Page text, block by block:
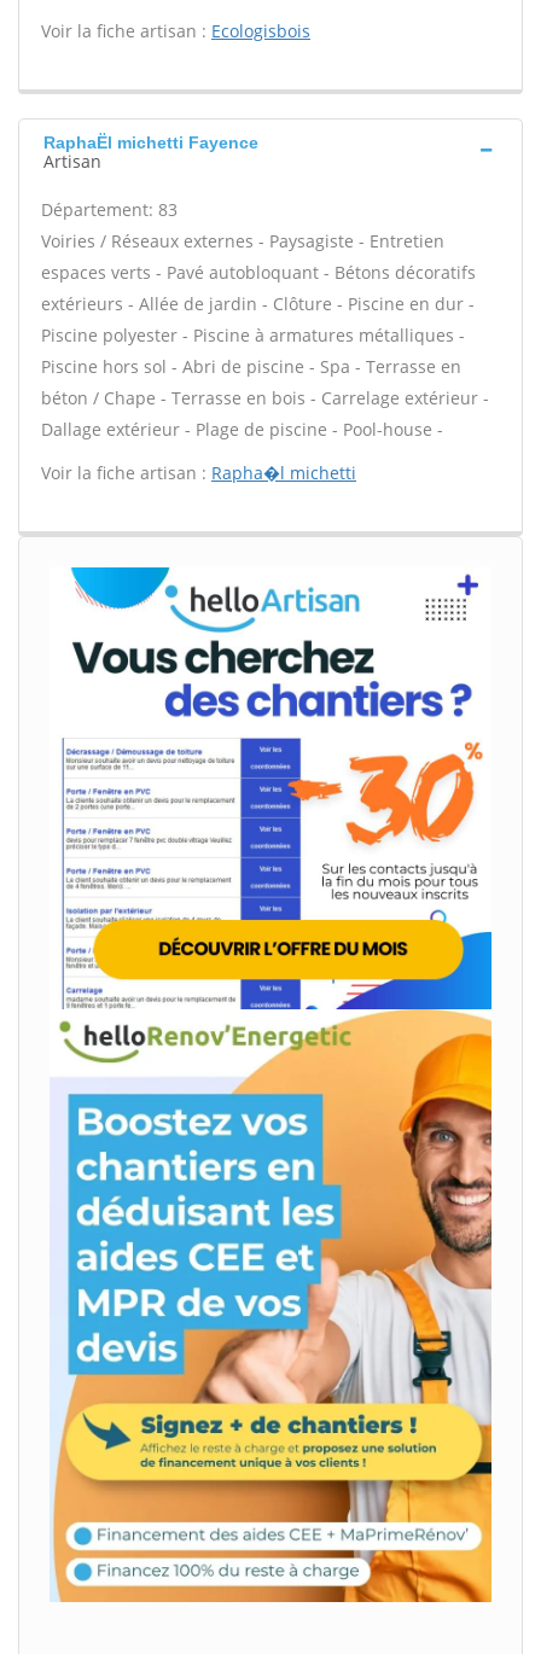
Voir la fiche artisan : Ecologisbois
RaphaËl michetti Fayence
Artisan
Département: 83
Voiries / Réseaux externes - Paysagiste - Entretien
espaces verts - Pavé autobloquant - Bétons décoratifs
extérieurs - Allée de jardin - Clôture - Piscine en dur -
Piscine polyester - Piscine à armatures métalliques -
Piscine hors sol - Abri de piscine - Spa - Terrasse en
béton / Chape - Terrasse en bois - Carrelage extérieur -
Dallage extérieur - Plage de piscine - Pool-house -
Voir la fiche artisan : Rapha�l michetti